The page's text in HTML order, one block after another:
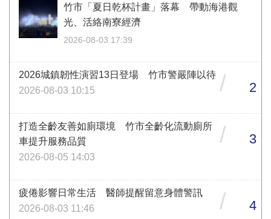
竹市「夏日乾杯計畫」落幕 帶動海港觀
光、活絡南寮經濟
2026-08-03 17:39
2026城鎮韌性演習13日登場 竹市警嚴陣以待
2026-08-03 10:15
/ 2
打造全齡友善如廁環境 竹市全齡化流動廁所
車提升服務品質
2026-08-05 14:03
/ 3
疲倦影響日常生活 醫師提醒留意身體警訊
2026-08-03 11:46
/ 4